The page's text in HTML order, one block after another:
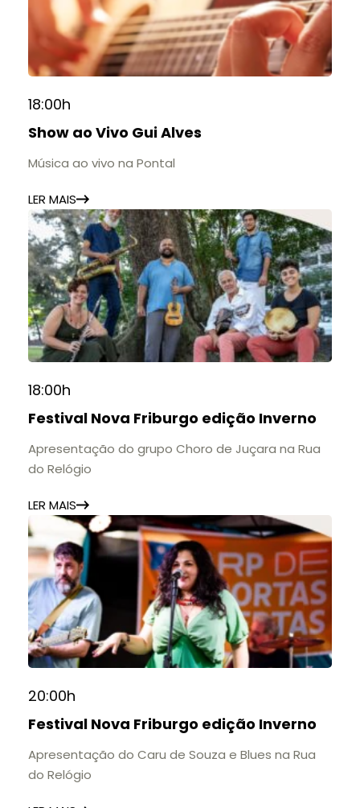
18:00h
Show ao Vivo Gui Alves
Música ao vivo na Pontal
LER MAIS
18:00h
Festival Nova Friburgo edição Inverno
Apresentação do grupo Choro de Juçara na Rua
do Relógio
LER MAIS
20:00h
Festival Nova Friburgo edição Inverno
Apresentação do Caru de Souza e Blues na Rua
do Relógio